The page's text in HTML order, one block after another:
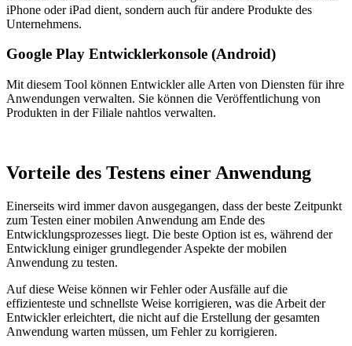
iPhone oder iPad dient, sondern auch für andere Produkte des
Unternehmens.
Google Play Entwicklerkonsole (Android)
Mit diesem Tool können Entwickler alle Arten von Diensten für ihre
Anwendungen verwalten. Sie können die Veröffentlichung von
Produkten in der Filiale nahtlos verwalten.
Vorteile des Testens einer Anwendung
Einerseits wird immer davon ausgegangen, dass der beste Zeitpunkt
zum Testen einer mobilen Anwendung am Ende des
Entwicklungsprozesses liegt. Die beste Option ist es, während der
Entwicklung einiger grundlegender Aspekte der mobilen
Anwendung zu testen.
Auf diese Weise können wir Fehler oder Ausfälle auf die
effizienteste und schnellste Weise korrigieren, was die Arbeit der
Entwickler erleichtert, die nicht auf die Erstellung der gesamten
Anwendung warten müssen, um Fehler zu korrigieren.